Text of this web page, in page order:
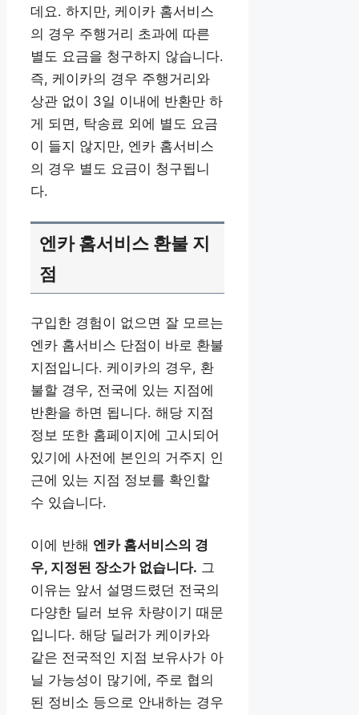
데요. 하지만, 케이카 홈서비스
의 경우 주행거리 초과에 따른
별도 요금을 청구하지 않습니다.
즉, 케이카의 경우 주행거리와
상관 없이 3일 이내에 반환만 하
게 되면, 탁송료 외에 별도 요금
이 들지 않지만, 엔카 홈서비스
의 경우 별도 요금이 청구됩니
다.
엔카 홈서비스 환불 지
점
구입한 경험이 없으면 잘 모르는
엔카 홈서비스 단점이 바로 환불
지점입니다. 케이카의 경우, 환
불할 경우, 전국에 있는 지점에
반환을 하면 됩니다. 해당 지점
정보 또한 홈페이지에 고시되어
있기에 사전에 본인의 거주지 인
근에 있는 지점 정보를 확인할
수 있습니다.
이에 반해 엔카 홈서비스의 경
우, 지정된 장소가 없습니다. 그
이유는 앞서 설명드렸던 전국의
다양한 딜러 보유 차량이기 때문
입니다. 해당 딜러가 케이카와
같은 전국적인 지점 보유사가 아
닐 가능성이 많기에, 주로 협의
된 정비소 등으로 안내하는 경우